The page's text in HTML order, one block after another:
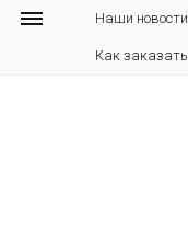
Наши новости
Как заказать